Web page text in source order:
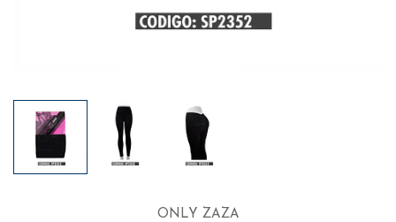
ONLY ZAZA